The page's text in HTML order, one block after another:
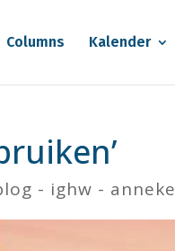
Columns Kalender
- ighw - anneke